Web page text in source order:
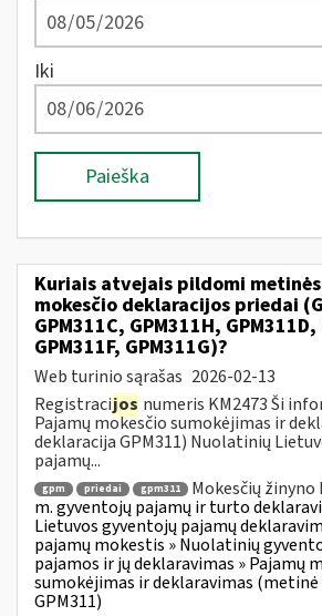
Iki
Paieška
Kuriais atvejais pildomi
mokesčio deklaracijos priedai
GPM311C, GPM311H,
GPM311F, GPM311G)?
Web turinio sąrašas 2026-02-13
Registracijos numeris KM2473 Ši
Pajamų mokesčio sumokėjimas ir
deklaracija GPM311) Nuolatinių
pajamų...
gpm priedai gpm311 Mokesčių
m. gyventojų pajamų ir turto
Lietuvos gyventojų pajamų
pajamų mokestis » Nuolatinių
pajamos ir jų deklaravimas » Pajamų
sumokėjimas ir deklaravimas
GPM311)